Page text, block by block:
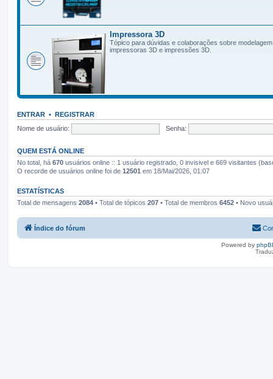
Impressora 3D
Tópico para dúvidas e colaborações sobre
impressoras 3D e impressões 3D.
ENTRAR •
REGISTRAR
Nome de usuário:
Senha:
QUEM ESTÁ ONLINE
No total, há 670 usuários online :: 1 usuário registrado, 0 invisivel e 669 visitantes
O recorde de usuários online foi de 12501 em 18/Mai/2026, 01:07
ESTATÍSTICAS
Total de mensagens 2084 • Total de tópicos 207 • Total de membros 6452 • Novo
Índice do fórum
Powered by